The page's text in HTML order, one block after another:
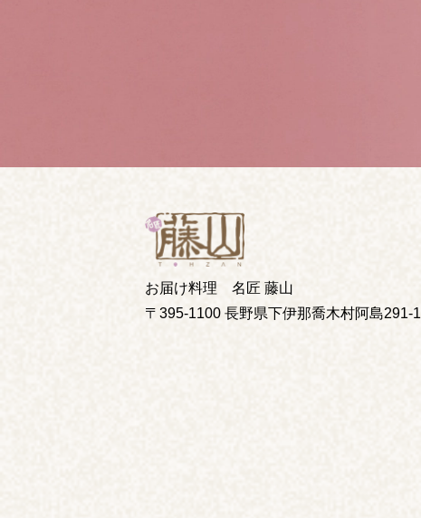
お届け料理 名匠 藤山
〒395-1100 長野県下伊那喬木村阿島291-1